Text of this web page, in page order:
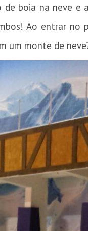
boia na neve
Ao entrar
um monte de